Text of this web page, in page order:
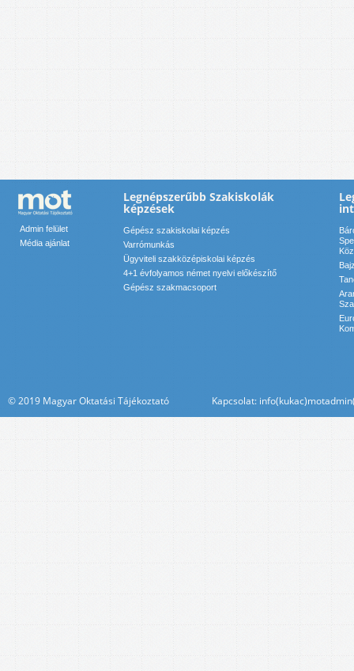
Admin felület
Média ajánlat
Legnépszerűbb Szakiskolák
képzések
Gépész szakiskolai képzés
Varrómunkás
Ügyviteli szakközépiskolai képzés
4+1 évfolyamos német nyelvi előkészítő
Gépész szakmacsoport
© 2019 Magyar Oktatási Tájékoztató Kapcsolat: